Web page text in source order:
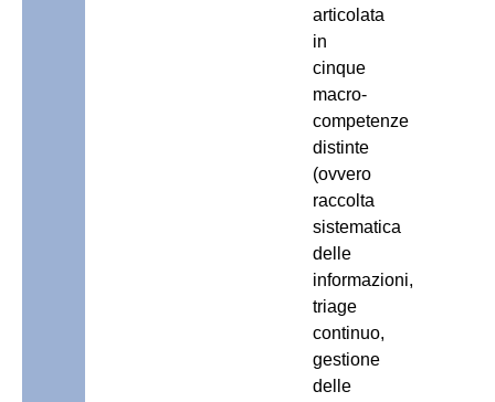
articolata
in
cinque
macro-
competenze
distinte
(ovvero
raccolta
sistematica
delle
informazioni,
triage
continuo,
gestione
delle